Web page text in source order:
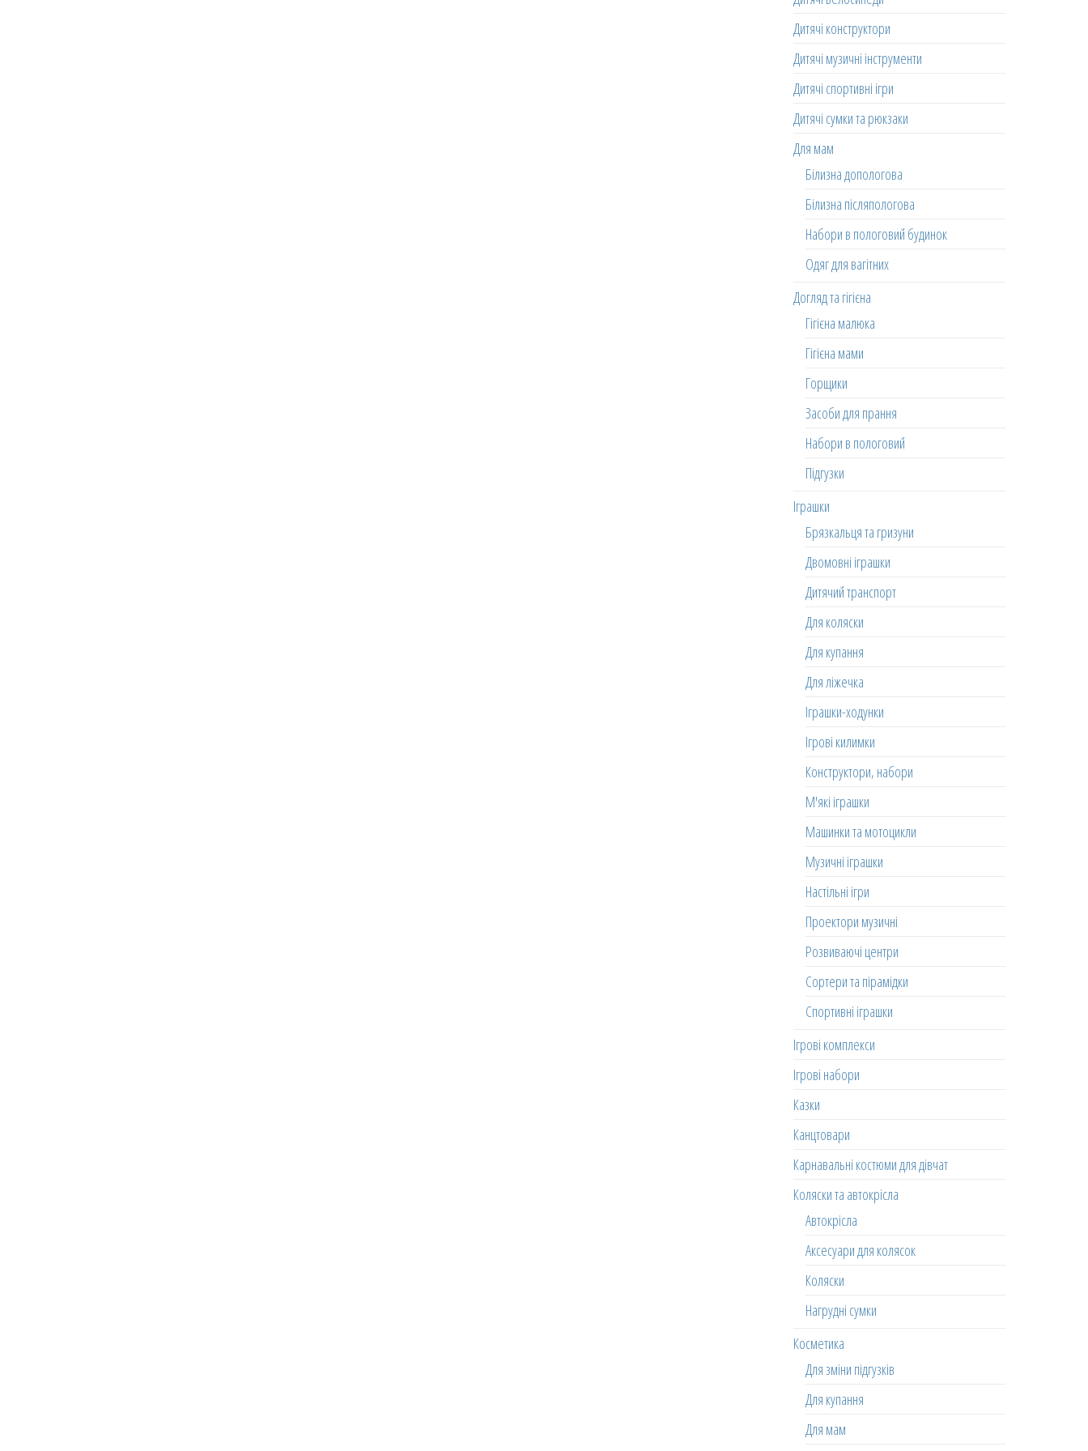
Дитячі конструктори
Дитячі музичні інструменти
Дитячі спортивні ігри
Дитячі сумки та рюкзаки
Для мам
Білизна допологова
Білизна післяпологова
Набори в пологовий будинок
Одяг для вагітних
Догляд та гігієна
Гігієна малюка
Гігієна мами
Горщики
Засоби для прання
Набори в пологовий
Підгузки
Іграшки
Брязкальця та гризуни
Двомовні іграшки
Дитячий транспорт
Для коляски
Для купання
Для ліжечка
Іграшки-ходунки
Ігрові килимки
Конструктори, набори
М'які іграшки
Машинки та мотоцикли
Музичні іграшки
Настільні ігри
Проектори музичні
Розвиваючі центри
Сортери та пірамідки
Спортивні іграшки
Ігрові комплекси
Ігрові набори
Казки
Канцтовари
Карнавальні костюми для дівчат
Коляски та автокрісла
Автокрісла
Аксесуари для колясок
Коляски
Нагрудні сумки
Косметика
Для зміни підгузків
Для купання
Для мам